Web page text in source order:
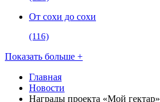
От сохи до сохи
(116)
Показать больше +
Главная
Новости
Награды проекта «Мой гектар»